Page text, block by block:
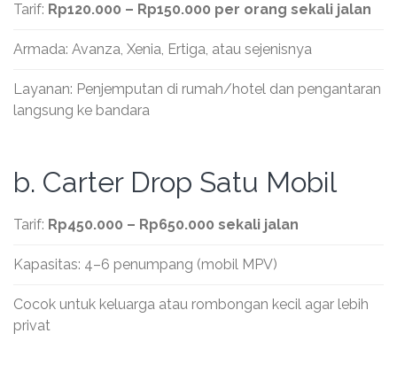
Tarif: Rp120.000 – Rp150.000 per orang sekali jalan
Armada: Avanza, Xenia, Ertiga, atau sejenisnya
Layanan: Penjemputan di rumah/hotel dan pengantaran
langsung ke bandara
b. Carter Drop Satu Mobil
Tarif: Rp450.000 – Rp650.000 sekali jalan
Kapasitas: 4–6 penumpang (mobil MPV)
Cocok untuk keluarga atau rombongan kecil agar lebih
privat